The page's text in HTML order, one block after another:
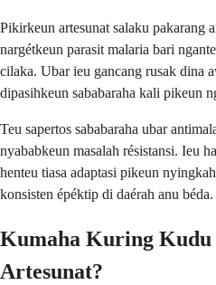
Pikirkeun artesunat salaku pakarang
nargétkeun parasit malaria bari
cilaka. Ubar ieu gancang rusak dina
dipasihkeun sababaraha kali pikeun
Teu sapertos sababaraha ubar
nyababkeun masalah résistansi. Ieu
henteu tiasa adaptasi pikeun
konsisten épéktip di daérah anu béda.
Kumaha Kuring Kudu
Artesunat?